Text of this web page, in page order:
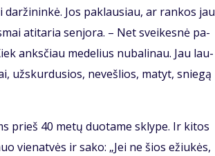
Jos pa­klau­siau, ar ran­kos jau
ati­ta­ria sen­jo­ra. – Net svei­kes­nė pa­
anks­čiau me­de­lius nu­ba­li­nau. Jau lau­
už­skur­du­sios, ne­veš­lios, ma­tyt, snie­gą
prieš 40 me­tų duo­ta­me skly­pe. Ir ki­tos
vie­nat­vės ir sa­ko: „Jei ne šios ežiu­kės,